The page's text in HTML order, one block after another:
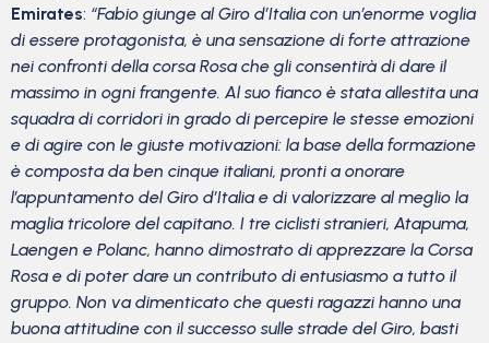
Emirates: “Fabio giunge al Giro d’Italia con un’enorme voglia
di essere protagonista, è una sensazione di forte attrazione
nei confronti della corsa Rosa che gli consentirà di dare il
massimo in ogni frangente. Al suo fianco è stata allestita una
squadra di corridori in grado di percepire le stesse emozioni
e di agire con le giuste motivazioni: la base della formazione
è composta da ben cinque italiani, pronti a onorare
l’appuntamento del Giro d’Italia e di valorizzare al meglio la
maglia tricolore del capitano. I tre ciclisti stranieri, Atapuma,
Laengen e Polanc, hanno dimostrato di apprezzare la Corsa
Rosa e di poter dare un contributo di entusiasmo a tutto il
gruppo. Non va dimenticato che questi ragazzi hanno una
buona attitudine con il successo sulle strade del Giro, basti